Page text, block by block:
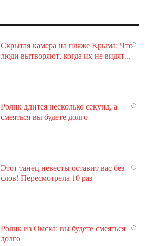
i
Скрытая камера на пляже Крыма: Что
люди вытворяют, когда их не видят...
i
Ролик длится несколько секунд, а
смеяться вы будете долго
i
Этот танец невесты оставит вас без
слов! Пересмотрела 10 раз
i
Ролик из Омска: вы будете смеяться
долго